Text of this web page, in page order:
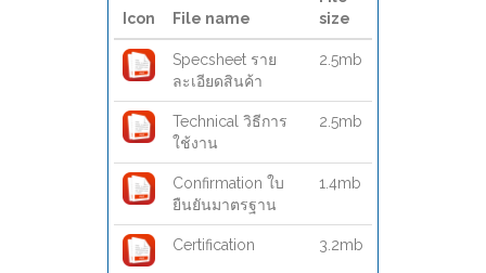
Icon File name
size
Specsheet ราย
ละเอียดสินค้า
2.5mb
Technical วิธีการ
ใช้งาน
2.5mb
Confirmation ใบ
ยืนยันมาตรฐาน
1.4mb
Certification 3.2mb